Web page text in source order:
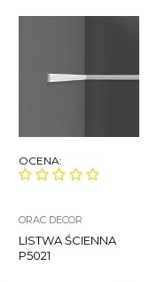
OCENA:
ORAC DECOR
LISTWA ŚCIENNA
P5021